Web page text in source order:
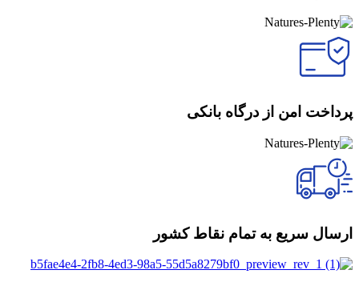
پرداخت امن از درگاه بانکی
ارسال سریع به تمام نقاط کشور